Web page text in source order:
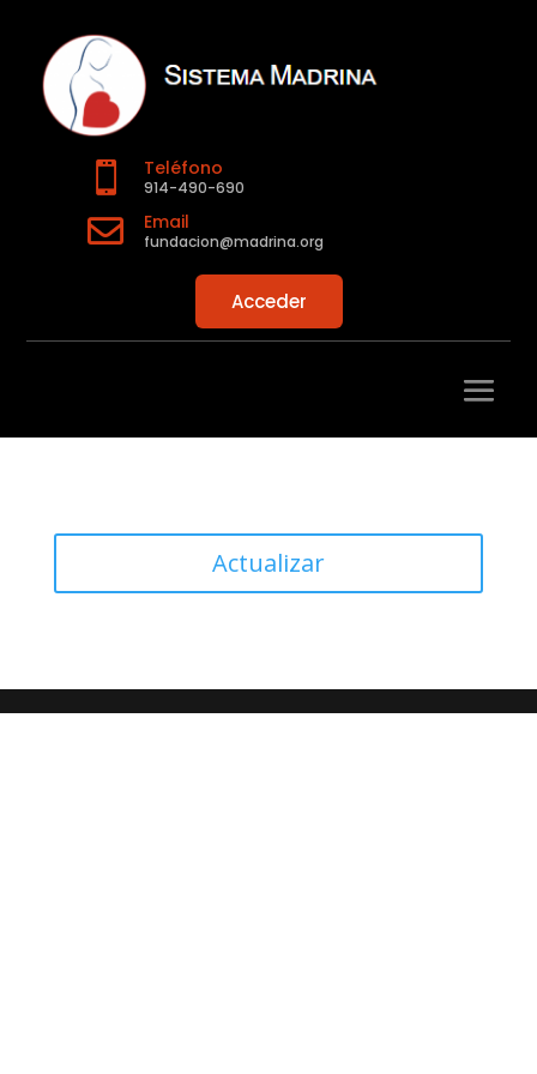
 Teléfono
914-490-690
 Email
fundacion@madrina.org
Acceder
Actualizar